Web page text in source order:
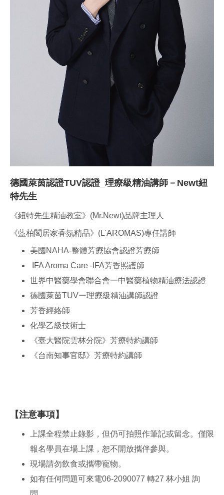
德國萊茵認證TUV認證_理療級精油講師－Newt紐
特先生
《紐特先生精油教室》(Mr.Newt)品牌主理人
《藍柏閣居家香氛精品》(L'AROMAS)專任講師
美國NAHA-整體芳療協會認證芳療師
IFA Aroma Care -IFA芳香照護師
世界中醫藥學會聯合會一中醫藥植物精油療法認證
德國萊茵TUVー理療級精油講師認證
芳香經絡師
化學乙級技術士
《臺大醫院雲林分院》芳療特約講師
《台南知事官邸》芳療特約講師
【注意事項】
上課全程禁止錄影，但仍可拍照作筆記或留念。僅限
報名學員在場上課，恕不開放攜伴參與。
現場請勿飲食或攜帶寵物。
如有任何問題可來電06-2090077 轉27 林小姐 詢